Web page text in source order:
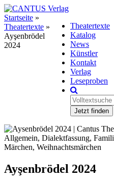
Theatertexte
Katalog
News
Künstler
Kontakt
Verlag
Leseproben
Jetzt finden
Startseite »
Theatertexte »
Ayşenbrödel
2024
Allgemein, Dialektfassung,
Märchen, Weihnachtsmärchen
Ayşenbrödel 2024